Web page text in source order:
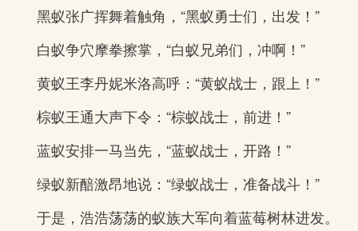
黑蚁张广挥舞着触角，“黑蚁勇士们，出发！”
白蚁争穴摩拳擦掌，“白蚁兄弟们，冲啊！”
黄蚁王李丹妮米洛高呼：“黄蚁战士，跟上！”
棕蚁王通大声下令：“棕蚁战士，前进！”
蓝蚁安排一马当先，“蓝蚁战士，开路！”
绿蚁新醅激昂地说：“绿蚁战士，准备战斗！”
于是，浩浩荡荡的蚁族大军向着蓝莓树林进发。